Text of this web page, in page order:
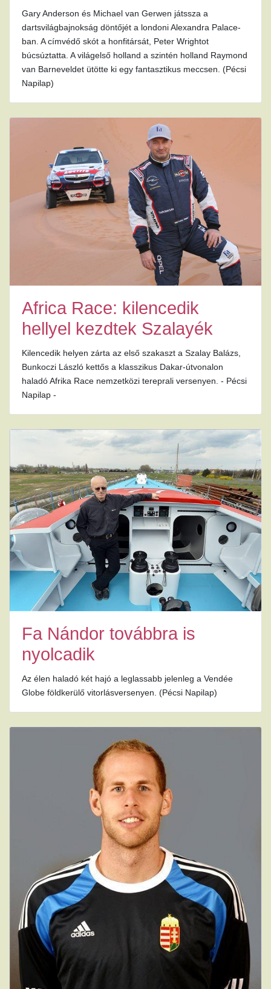
Gary Anderson és Michael van Gerwen játssza a
dartsvilágbajnokság döntőjét a londoni Alexandra Palace-
ban. A címvédő skót a honfitársát, Peter Wrightot
búcsúztatta. A világelső holland a szintén holland Raymond
van Barneveldet ütötte ki egy fantasztikus meccsen. (Pécsi
Napilap)
Africa Race: kilencedik
hellyel kezdtek Szalayék
Kilencedik helyen zárta az első szakaszt a Szalay Balázs,
Bunkoczi László kettős a klasszikus Dakar-útvonalon
haladó Afrika Race nemzetközi tereprali versenyen. - Pécsi
Napilap -
Fa Nándor továbbra is
nyolcadik
Az élen haladó két hajó a leglassabb jelenleg a Vendée
Globe földkerülő vitorlásversenyen. (Pécsi Napilap)